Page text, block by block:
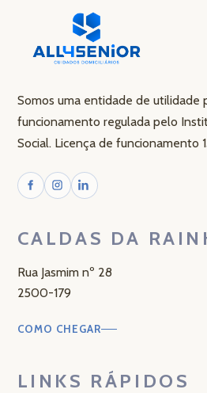
Somos uma entidade de utilidade
funcionamento regulada pelo
Social. Licença de funcionamento
CALDAS DA
Rua Jasmim nº 28
2500-179
COMO CHEGAR
LINKS RÁPIDOS